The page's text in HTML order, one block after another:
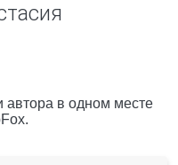
в одном месте